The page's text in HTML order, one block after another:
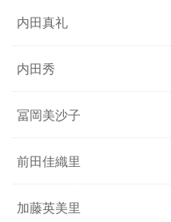
内田真礼
内田秀
冨岡美沙子
前田佳織里
加藤英美里